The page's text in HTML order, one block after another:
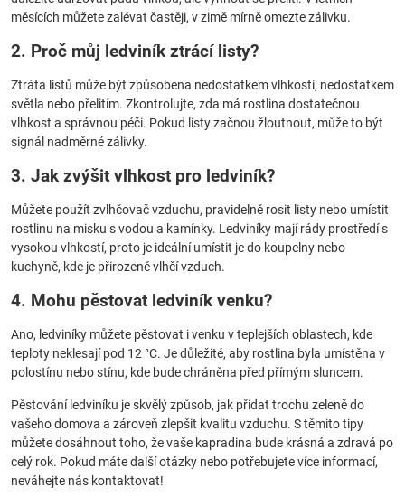
měsících můžete zalévat častěji, v zimě mírně omezte zálivku.
2. Proč můj ledviník ztrácí listy?
Ztráta listů může být způsobena nedostatkem vlhkosti, nedostatkem
světla nebo přelitím. Zkontrolujte, zda má rostlina dostatečnou
vlhkost a správnou péči. Pokud listy začnou žloutnout, může to být
signál nadměrné zálivky.
3. Jak zvýšit vlhkost pro ledviník?
Můžete použít zvlhčovač vzduchu, pravidelně rosit listy nebo umístit
rostlinu na misku s vodou a kamínky. Ledviníky mají rády prostředí s
vysokou vlhkostí, proto je ideální umístit je do koupelny nebo
kuchyně, kde je přirozeně vlhčí vzduch.
4. Mohu pěstovat ledviník venku?
Ano, ledviníky můžete pěstovat i venku v teplejších oblastech, kde
teploty neklesají pod 12 °C. Je důležité, aby rostlina byla umístěna v
polostínu nebo stínu, kde bude chráněna před přímým sluncem.
Pěstování ledviníku je skvělý způsob, jak přidat trochu zeleně do
vašeho domova a zároveň zlepšit kvalitu vzduchu. S těmito tipy
můžete dosáhnout toho, že vaše kapradina bude krásná a zdravá po
celý rok. Pokud máte další otázky nebo potřebujete více informací,
neváhejte nás kontaktovat!